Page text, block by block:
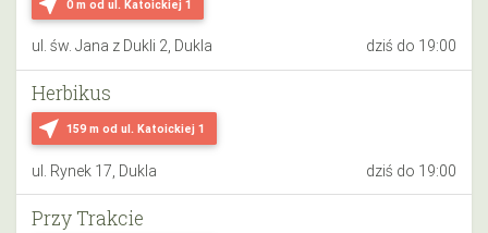
0 m od ul. Katoickiej 1
ul. św. Jana z Dukli 2, Dukla dziś do 19:00
near_me 159 m od ul. Katoickiej 1
Herbikus
ul. Rynek 17, Dukla dziś do 19:00
Przy Trakcie